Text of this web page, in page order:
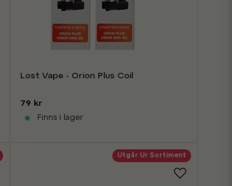
Lost Vape - Orion Plus Coil
79 kr
Finns i lager
Utgår Ur Sortiment